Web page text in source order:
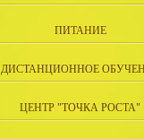
ПИТАНИЕ
ДИСТАНЦИОННОЕ
ЦЕНТР "ТОЧКА РОСТА"